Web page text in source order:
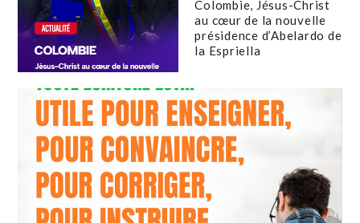
Colombie, Jésus-Christ
au cœur de la nouvelle
présidence d’Abelardo de
la Espriella